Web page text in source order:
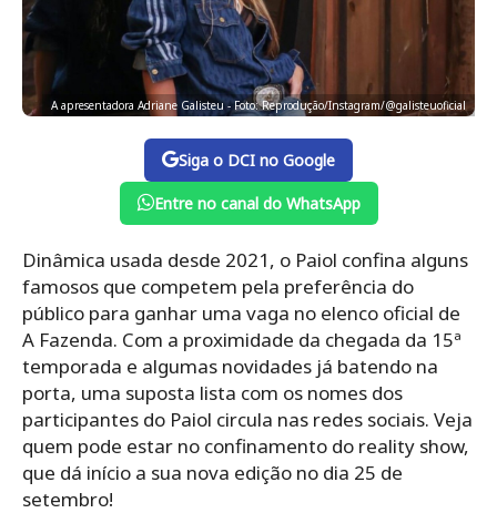
A apresentadora Adriane Galisteu - Foto: Reprodução/Instagram/@galisteuoficial
Siga o DCI no Google
Entre no canal do WhatsApp
Dinâmica usada desde 2021, o Paiol confina alguns
famosos que competem pela preferência do
público para ganhar uma vaga no elenco oficial de
A Fazenda. Com a proximidade da chegada da 15ª
temporada e algumas novidades já batendo na
porta, uma suposta lista com os nomes dos
participantes do Paiol circula nas redes sociais. Veja
quem pode estar no confinamento do reality show,
que dá início a sua nova edição no dia 25 de
setembro!